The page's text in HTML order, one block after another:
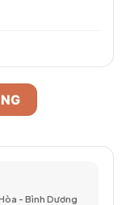
HD số lượng
- Bình Dương